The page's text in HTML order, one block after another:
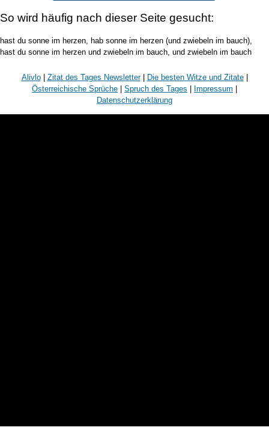
So wird häufig nach dieser Seite gesucht:
hast du sonne im herzen, hab sonne im herzen (und zwiebeln im bauch),
hast du sonne im herzen und zwiebeln im bauch, und zwiebeln im bauch
Alivlo| Zitat des Tages Newsletter| Die besten Witze und Zitate|
Österreichische Sprüche
Spruch des Tages Impressum
Datenschutzerklärung